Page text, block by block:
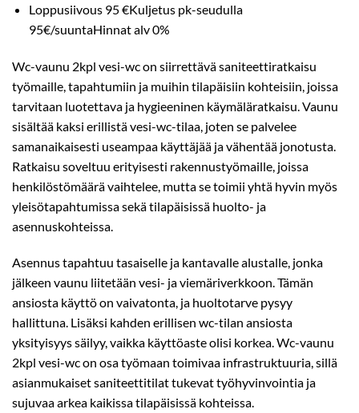
Loppusiivous 95 €Kuljetus pk-seudulla
95€/suuntaHinnat alv 0%
Wc-vaunu 2kpl vesi-wc on siirrettävä saniteettiratkaisu
työmaille, tapahtumiin ja muihin tilapäisiin kohteisiin, joissa
tarvitaan luotettava ja hygieeninen käymäläratkaisu. Vaunu
sisältää kaksi erillistä vesi-wc-tilaa, joten se palvelee
samanaikaisesti useampaa käyttäjää ja vähentää jonotusta.
Ratkaisu soveltuu erityisesti rakennustyömaille, joissa
henkilöstömäärä vaihtelee, mutta se toimii yhtä hyvin myös
yleisötapahtumissa sekä tilapäisissä huolto- ja
asennuskohteissa.
Asennus tapahtuu tasaiselle ja kantavalle alustalle, jonka
jälkeen vaunu liitetään vesi- ja viemäriverkkoon. Tämän
ansiosta käyttö on vaivatonta, ja huoltotarve pysyy
hallittuna. Lisäksi kahden erillisen wc-tilan ansiosta
yksityisyys säilyy, vaikka käyttöaste olisi korkea. Wc-vaunu
2kpl vesi-wc on osa työmaan toimivaa infrastruktuuria, sillä
asianmukaiset saniteettitilat tukevat työhyvinvointia ja
sujuvaa arkea kaikissa tilapäisissä kohteissa.